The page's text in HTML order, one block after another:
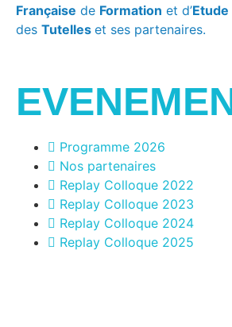
Française de Formation et d’Etude
des Tutelles et ses partenaires.
Programme 2026
Nos partenaires
Replay Colloque 2022
Replay Colloque 2023
Replay Colloque 2024
Replay Colloque 2025